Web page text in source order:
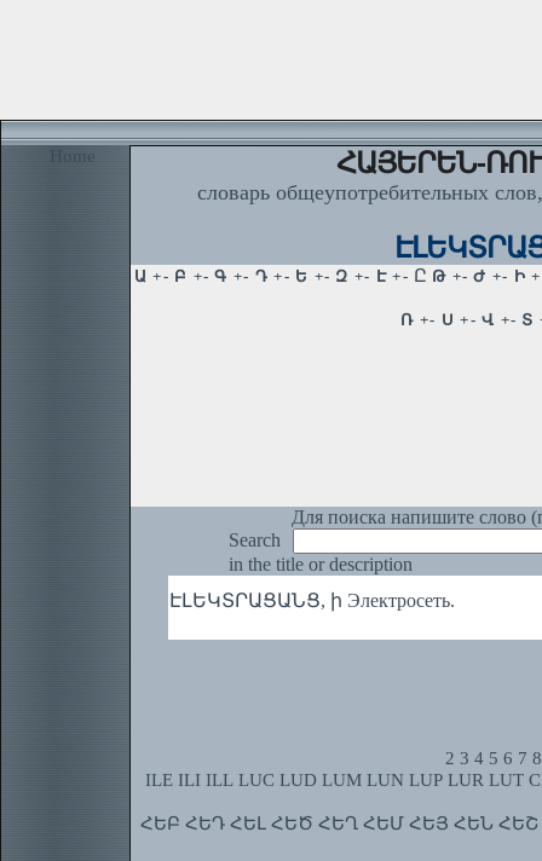
Home ՀԱՅԵՐԵՆ-
словарь общеупотребительных
Для поиска напишите слово
Search
in the title or description
ԷԼԵԿՏՐԱՑԱՆՑ, ի Электросеть.
2 3 4 5 6 7 8
ILE ILI ILL LUC LUD LUM LUN LUP LUR LUT
ՀԵԲ ՀԵԴ ՀԵԼ ՀԵԾ ՀԵՂ ՀԵՄ ՀԵՅ ՀԵՆ ՀԵՇ